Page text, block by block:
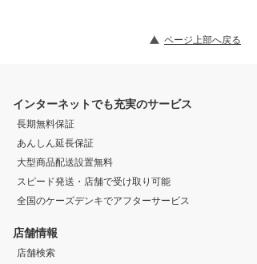
ページ上部へ戻る
インターネットでも充実のサービス
長期無料保証
あんしん延長保証
大型商品配送設置無料
スピード発送・店舗で受け取り可能
全国のケーズデンキでアフターサービス
店舗情報
店舗検索